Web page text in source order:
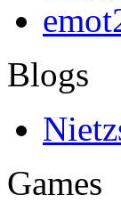
Blogs
Games